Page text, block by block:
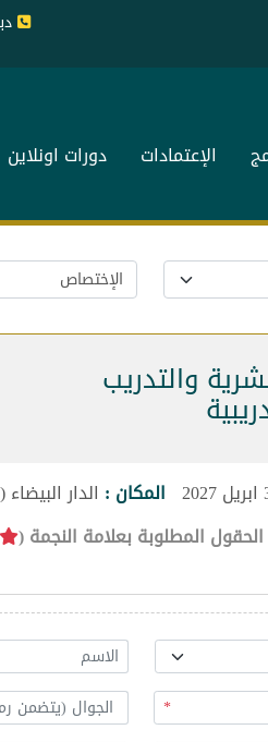
الإعتمادات دورات اونلاين
والتدريب
المكان : الدار
المطلوبة بعلامة النجمة (
*